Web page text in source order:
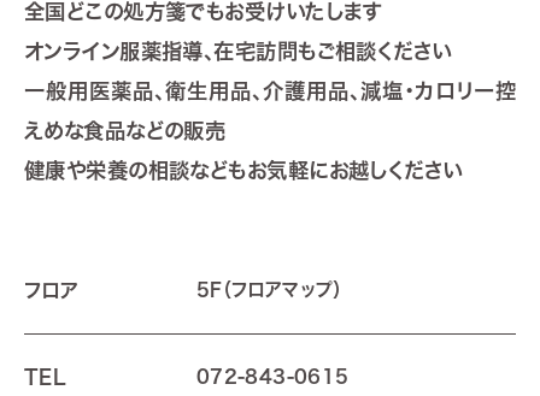
全国どこの処方箋でもお受けいたします
オンライン服薬指導、在宅訪問もご相談ください
一般用医薬品、衛生用品、介護用品、減塩・カロリー控
えめな食品などの販売
健康や栄養の相談などもお気軽にお越しください
フロア 5F （フロアマップ）
TEL 072-843-0615